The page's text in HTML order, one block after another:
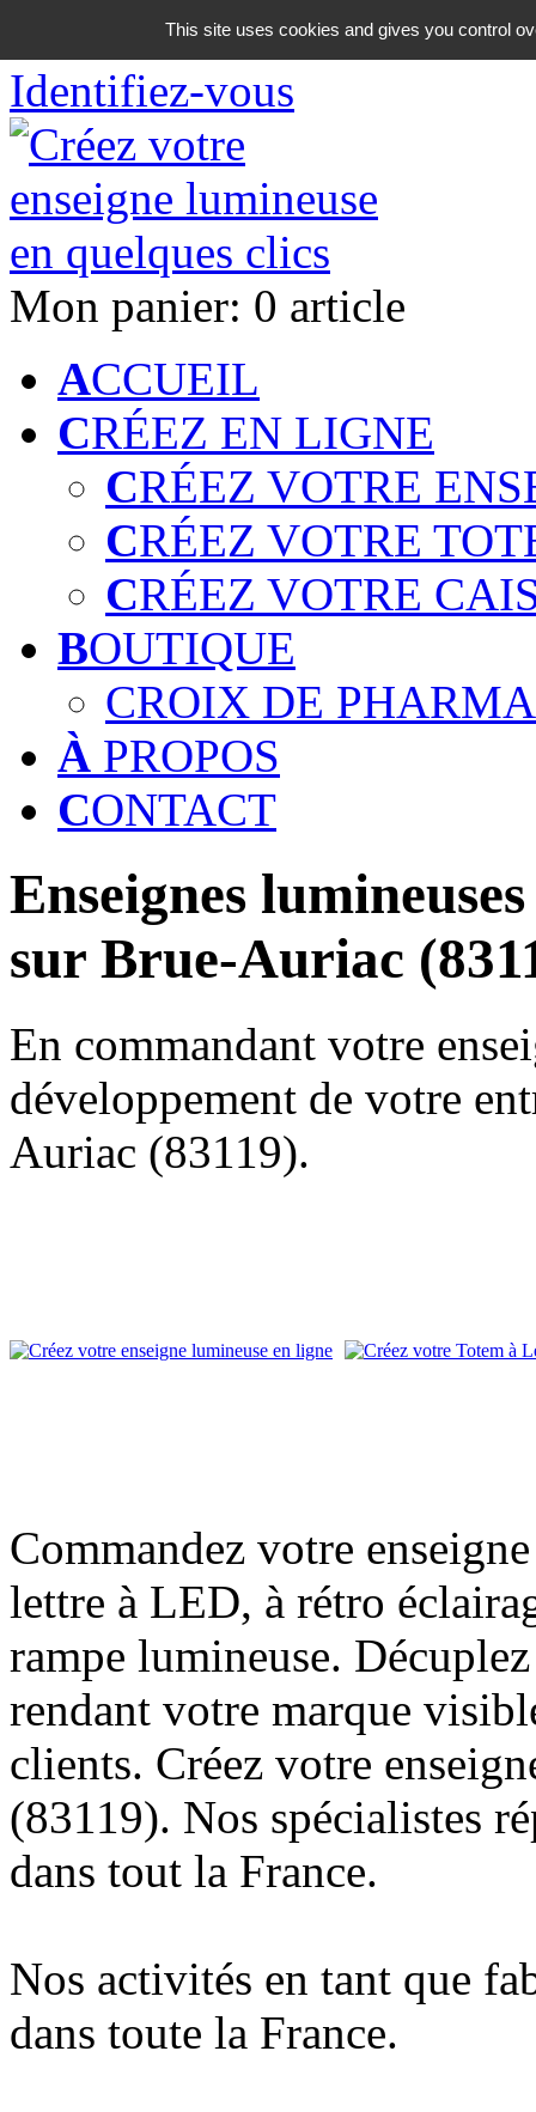
06 18 42 08 59
Identifiez-vous
Mon panier: 0 article
ACCUEIL
CRÉEZ EN LIGNE
CRÉEZ VOTRE
CRÉEZ VOTRE
CRÉEZ VOTRE
BOUTIQUE
CROIX DE
À PROPOS
CONTACT
Enseignes
sur Brue-Auriac
En commandant votre
développement de votre
Auriac (83119).
Commandez votre
lettre à LED, à rétro
rampe lumineuse.
rendant votre marque
clients. Créez votre
(83119). Nos spécialistes
dans tout la France.
Nos activités en tant que
dans toute la France.
This site uses cookies and gives you control